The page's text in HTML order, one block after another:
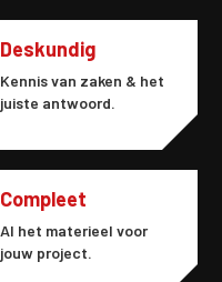
Deskundig
Kennis van zaken & het
juiste antwoord.
Compleet
Al het materieel voor
jouw project.